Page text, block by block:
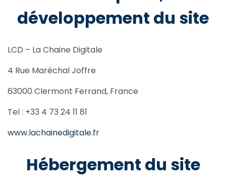
développement du site
LCD – La Chaine Digitale
4 Rue Maréchal Joffre
63000 Clermont Ferrand, France
Tel : +33 4 73 24 11 81
www.lachainedigitale.fr
Hébergement du site